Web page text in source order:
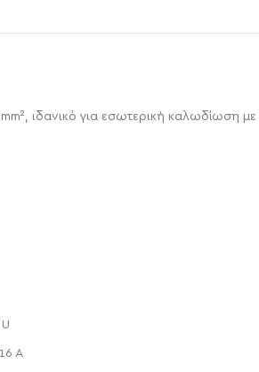
ιδανικό για εσωτερική
Α